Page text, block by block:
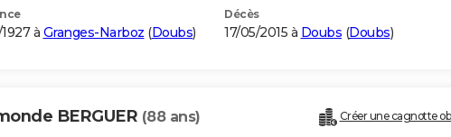
à Granges-Narboz (Doubs)
Décès
17/05/2015 à Doubs (Doubs)
BERGUER (88 ans) Créer une cagnotte